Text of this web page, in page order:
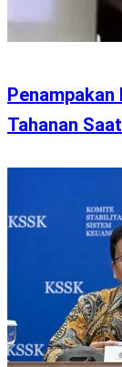
Tahanan